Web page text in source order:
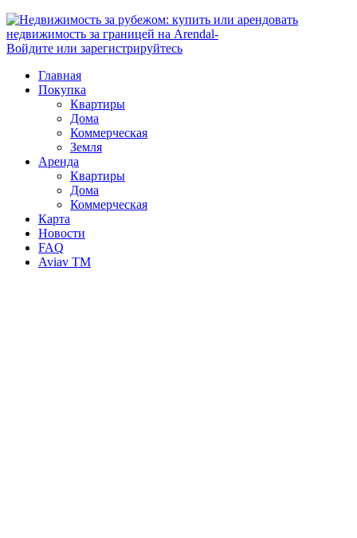
Войдите или зарегистрируйтесь
Главная
Покупка
Квартиры
Дома
Коммерческая
Земля
Аренда
Квартиры
Дома
Коммерческая
Карта
Новости
FAQ
Aviav TM